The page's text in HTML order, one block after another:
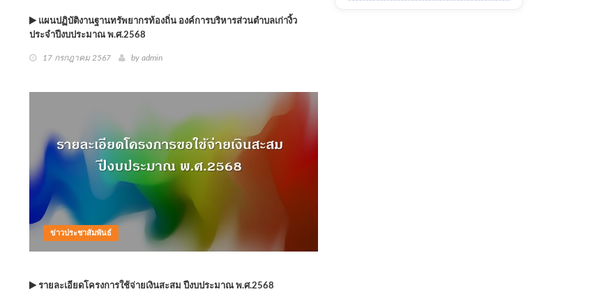
แผนปฏิบัติงานฐานทรัพยากรท้องถิ่น องค์การบริหารส่วนตำบลเก่างิ้ว
ประจำปีงบประมาณ พ.ศ.2568
17 กรกฎาคม 2567 by admin
ข่าวประชาสัมพันธ์
รายละเอียดโครงการใช้จ่ายเงินสะสม ปีงบประมาณ พ.ศ.2568